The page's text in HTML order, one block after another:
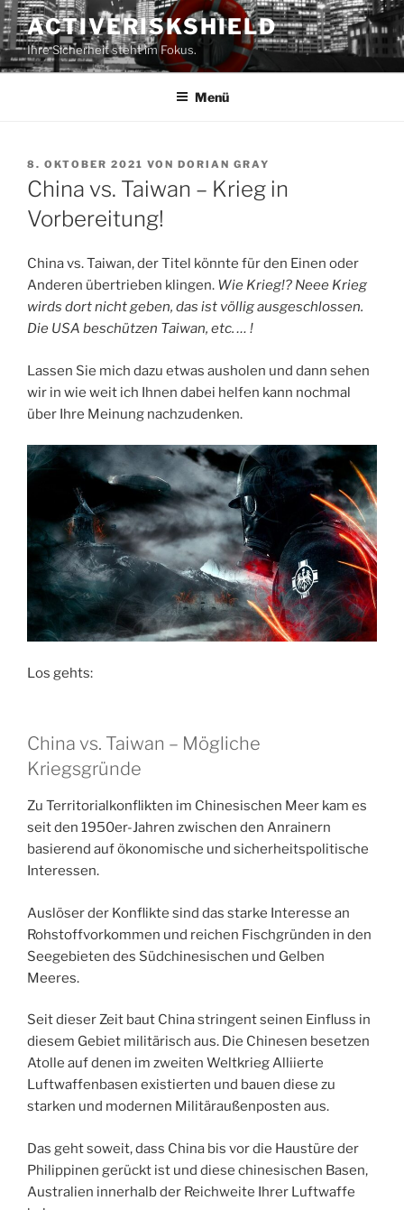
Zum
Inhalt
springen
ACTIVERISKSHIELD
Ihre Sicherheit steht im Fokus.
Menü
VERÖFFENTLICHT
AM
8. OKTOBER 2021 VON DORIAN GRAY
China vs. Taiwan – Krieg in
Vorbereitung!
China vs. Taiwan, der Titel könnte für den Einen oder
Anderen übertrieben klingen. Wie Krieg!? Neee Krieg
wirds dort nicht geben, das ist völlig ausgeschlossen.
Die USA beschützen Taiwan, etc. … !
Lassen Sie mich dazu etwas ausholen und dann sehen
wir in wie weit ich Ihnen dabei helfen kann nochmal
über Ihre Meinung nachzudenken.
Los gehts:
China vs. Taiwan – Mögliche
Kriegsgründe
Zu Territorialkonflikten im Chinesischen Meer kam es
seit den 1950er-Jahren zwischen den Anrainern
basierend auf ökonomische und sicherheitspolitische
Interessen.
Auslöser der Konflikte sind das starke Interesse an
Rohstoffvorkommen und reichen Fischgründen in den
Seegebieten des Südchinesischen und Gelben
Meeres.
Seit dieser Zeit baut China stringent seinen Einfluss in
diesem Gebiet militärisch aus. Die Chinesen besetzen
Atolle auf denen im zweiten Weltkrieg Alliierte
Luftwaffenbasen existierten und bauen diese zu
starken und modernen Militäraußenposten aus.
Das geht soweit, dass China bis vor die Haustüre der
Philippinen gerückt ist und diese chinesischen Basen,
Australien innerhalb der Reichweite Ihrer Luftwaffe